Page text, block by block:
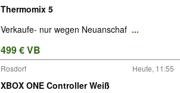
Thermomix 5
Verkaufe- nur wegen Neuanschaf ...
499 € VB
Rosdorf Heute, 11:55
XBOX ONE Controller Weiß